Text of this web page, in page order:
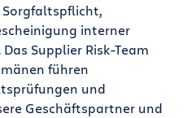
Sorgfaltspflicht,
interner
Supplier Risk-Team
führen
und
Geschäftspartner und